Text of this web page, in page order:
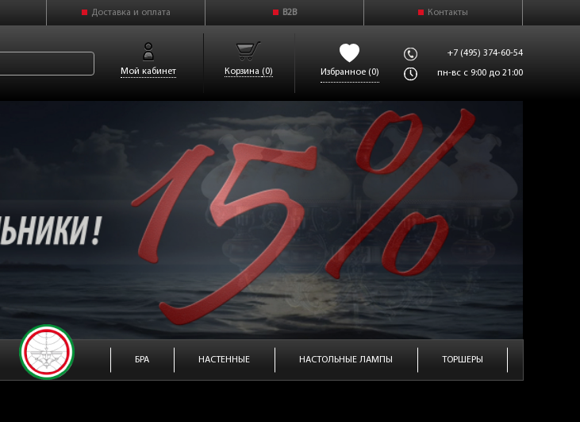
Доставка и оплата B2B Контакты
Мой кабинет Корзина (0) Избранное (0)
+7 (495) 374-60-54
пн-вс с 9:00 до 21:00
БРА НАСТЕННЫЕ НАСТОЛЬНЫЕ ЛАМПЫ ТОРШЕРЫ